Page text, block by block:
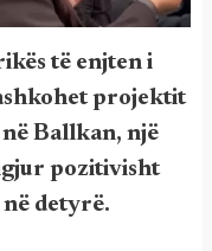
të enjten i
projektit
Ballkan, një
pozitivisht
detyrë.